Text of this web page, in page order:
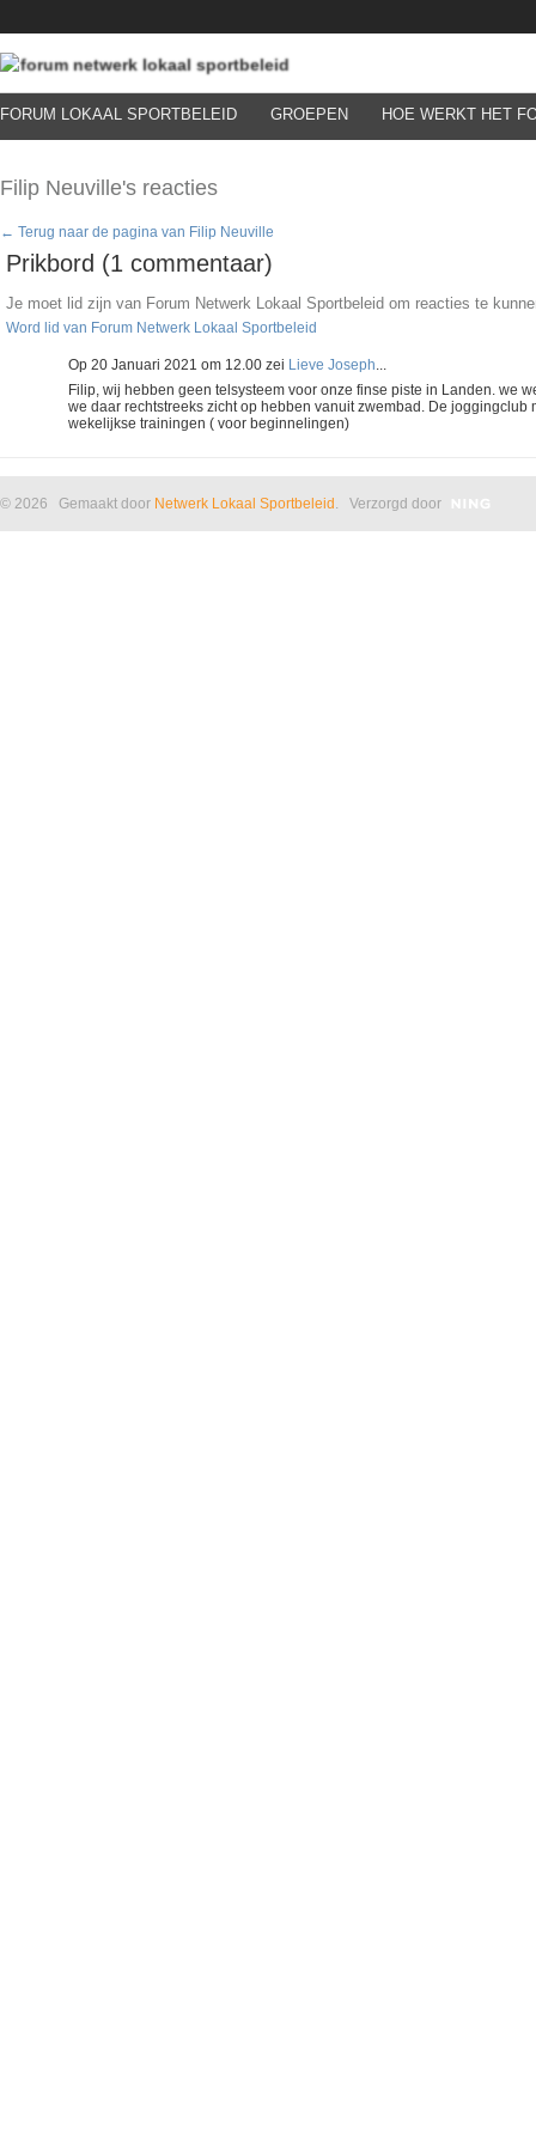
FORUM LOKAAL SPORTBELEID GROEPEN HOE WERKT HET
Filip Neuville's reacties
← Terug naar de pagina van Filip Neuville
Prikbord (1 commentaar)
Je moet lid zijn van Forum Netwerk Lokaal Sportbeleid om reacties te
Word lid van Forum Netwerk Lokaal Sportbeleid
Op 20 Januari 2021 om 12.00 zei Lieve Joseph...
Filip, wij hebben geen telsysteem voor onze finse piste in Landen. we
we daar rechtstreeks zicht op hebben vanuit zwembad. De joggingclub
wekelijkse trainingen ( voor beginnelingen)
© 2026 Gemaakt door Netwerk Lokaal Sportbeleid . Verzorgd door